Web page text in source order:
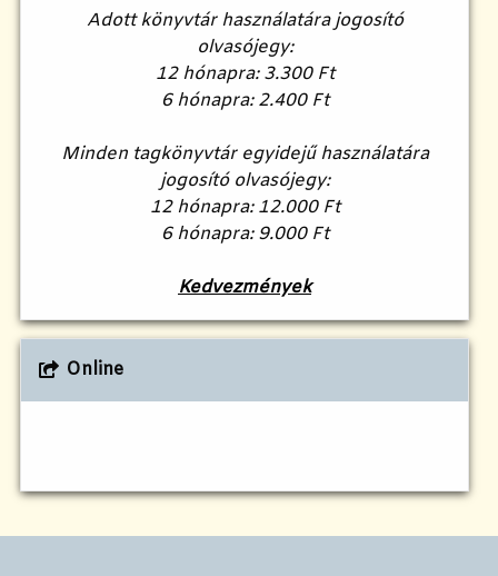
Adott könyvtár használatára jogosító
olvasójegy:
12 hónapra: 3.300 Ft
6 hónapra: 2.400 Ft
Minden tagkönyvtár egyidejű használatára
jogosító olvasójegy:
12 hónapra: 12.000 Ft
6 hónapra: 9.000 Ft
Kedvezmények
Online